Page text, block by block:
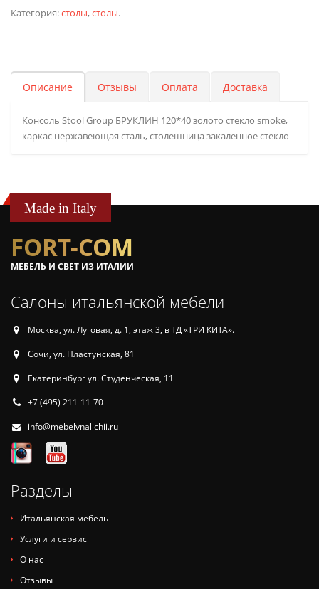
Категория:столы,столы.
Описание Отзывы Оплата Доставка
Консоль Stool Group БРУКЛИН 120*40 золото стекло smoke,
каркас нержавеющая сталь, столешница закаленное стекло
Made in Italy
FORT-COM
МЕБЕЛЬ И СВЕТ ИЗ ИТАЛИИ
Салоны итальянской мебели
Москва, ул. Луговая, д. 1, этаж 3, в ТД «ТРИ КИТА».
Сочи, ул. Пластунская, 81
Екатеринбург ул. Студенческая, 11
+7 (495) 211-11-70
info@mebelvnalichii.ru
Разделы
Итальянская мебель
Услуги и сервис
О нас
Отзывы